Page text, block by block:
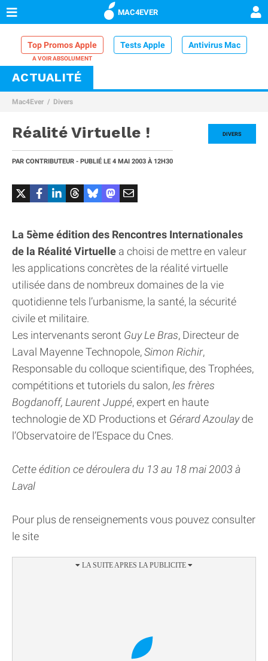
MAC4EVER
Top Promos Apple Tests Apple Antivirus Mac
VPN Mac
Comparatif iPhone
ACTUALITÉ
Mac4Ever Divers
DIVERS
Réalité Virtuelle !
PAR CONTRIBUTEUR - PUBLIÉ LE 4 MAI 2003 À 12H30
La 5ème édition des Rencontres Internationales
de la Réalité Virtuelle a choisi de mettre en valeur
les applications concrètes de la réalité virtuelle
utilisée dans de nombreux domaines de la vie
quotidienne tels l’urbanisme, la santé, la sécurité
civile et militaire.
Les intervenants seront Guy Le Bras, Directeur de
Laval Mayenne Technopole,Simon Richir,
Responsable du colloque scientifique, des Trophées,
compétitions et tutoriels du salon,les frères
Bogdanoff, Laurent Juppé, expert en haute
technologie de XD Productions et Gérard Azoulayde
l’Observatoire de l’Espace du Cnes.
Cette édition ce déroulera du 13 au 18 mai 2003 à
Laval
Pour plus de renseignements vous pouvez consulter
le site